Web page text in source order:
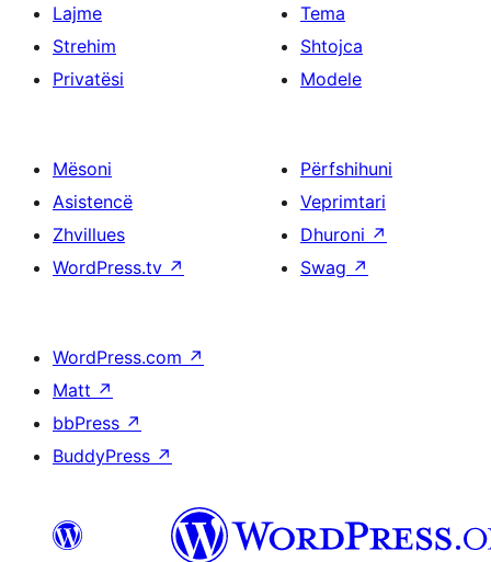
Lajme
Strehim
Privatësi
Tema
Shtojca
Modele
Mësoni
Asistencë
Zhvillues
WordPress.tv ↗
Përfshihuni
Veprimtari
Dhuroni ↗
Swag ↗
WordPress.com ↗
Matt ↗
bbPress ↗
BuddyPress ↗